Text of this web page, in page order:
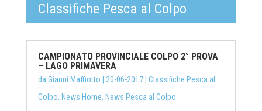
Classifiche Pesca al Colpo
CAMPIONATO PROVINCIALE COLPO 2° PROVA
– LAGO PRIMAVERA
da Gianni Maffiotto 20-06-2017| Classifiche Pesca al
Colpo, News Home, News Pesca al Colpo